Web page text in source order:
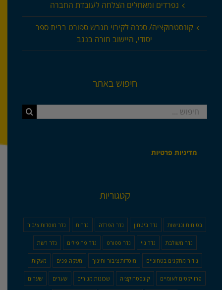
נפרדים ומאחלים הצלחה לעובדת החברה
קונסטרוקציה/ סככה לקירוי מגרש ספורט בבית ספר
יסודי, היישוב חורה בנגב
חיפוש באתר
חיפוש...
מדיניות פרטיות
קטגוריות
בטיחות ונגישות גדר ביטחון גדר הפרדה גדרות גדר מוסדות ציבור
גדר משולבת גדר נוי גדר ספורט גדר פרופילים גדר רשת
גידור מתקנים בטחוניים מוסדות ציבור וחינוך מעקה פנים מעקות
פרוייקטים לאומיים קונסטרוקציה שכונות מגורים שערים שערים